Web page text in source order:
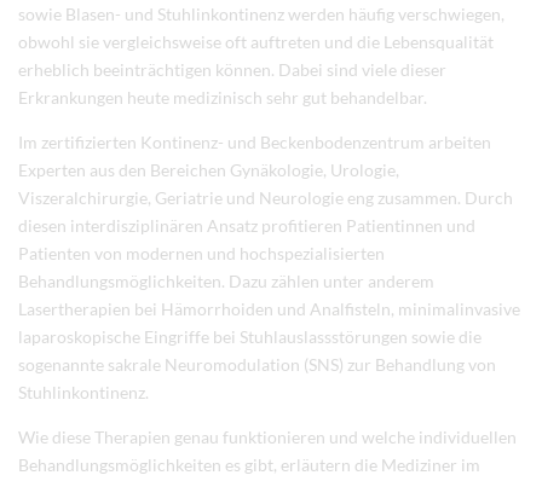
sowie Blasen- und Stuhlinkontinenz werden häufig verschwiegen,
obwohl sie vergleichsweise oft auftreten und die Lebensqualität
erheblich beeinträchtigen können. Dabei sind viele dieser
Erkrankungen heute medizinisch sehr gut behandelbar.
Im zertifizierten Kontinenz- und Beckenbodenzentrum arbeiten
Experten aus den Bereichen Gynäkologie, Urologie,
Viszeralchirurgie, Geriatrie und Neurologie eng zusammen. Durch
diesen interdisziplinären Ansatz profitieren Patientinnen und
Patienten von modernen und hochspezialisierten
Behandlungsmöglichkeiten. Dazu zählen unter anderem
Lasertherapien bei Hämorrhoiden und Analfisteln, minimalinvasive
laparoskopische Eingriffe bei Stuhlauslassstörungen sowie die
sogenannte sakrale Neuromodulation (SNS) zur Behandlung von
Stuhlinkontinenz.
Wie diese Therapien genau funktionieren und welche individuellen
Behandlungsmöglichkeiten es gibt, erläutern die Mediziner im